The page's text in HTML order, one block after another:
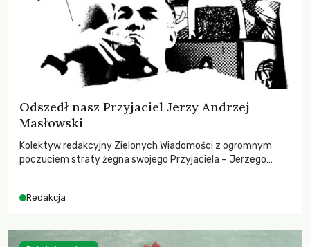
Odszedł nasz Przyjaciel Jerzy Andrzej
Masłowski
Kolektyw redakcyjny Zielonych Wiadomości z ogromnym
poczuciem straty żegna swojego Przyjaciela – Jerzego
Redakcja